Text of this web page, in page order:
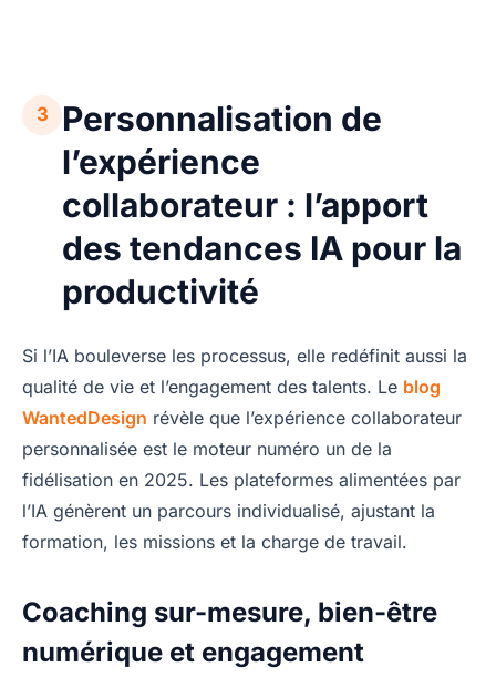
3
Personnalisation de
l’expérience
collaborateur : l’apport
des tendances IA pour la
productivité
Si l’IA bouleverse les processus, elle redéfinit aussi la
qualité de vie et l’engagement des talents. Le blog
WantedDesign révèle que l’expérience collaborateur
personnalisée est le moteur numéro un de la
fidélisation en 2025. Les plateformes alimentées par
l’IA génèrent un parcours individualisé, ajustant la
formation, les missions et la charge de travail.
Coaching sur-mesure, bien-être
numérique et engagement